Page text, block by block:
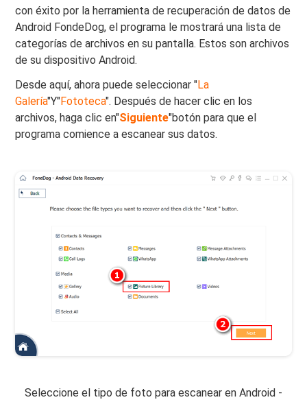
con éxito por la herramienta de recuperación de datos de
Android FondeDog, el programa le mostrará una lista de
categorías de archivos en su pantalla. Estos son archivos
de su dispositivo Android.
Desde aquí, ahora puede seleccionar "La
Galería"Y"Fototeca". Después de hacer clic en los
archivos, haga clic en"Siguiente"botón para que el
programa comience a escanear sus datos.
Seleccione el tipo de foto para escanear en Android -